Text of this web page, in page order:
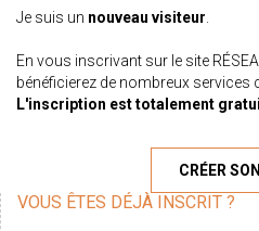
Je suis un nouveau visiteur.
En vous inscrivant sur le site
bénéficierez de nombreux services
L'inscription est totalement
CRÉER
VOUS ÊTES DÉJÀ INSCRIT ?